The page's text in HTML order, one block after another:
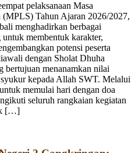
pelaksanaan Masa
Tahun Ajaran 2026/2027,
menghadirkan berbagai
membentuk karakter,
potensi peserta
dengan Sholat Dhuha
bertujuan menanamkan nilai
kepada Allah SWT. Melalui
memulai hari dengan doa
seluruh rangkaian kegiatan
[…]